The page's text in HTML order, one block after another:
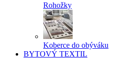
Rohožky
Koberce do obýváku
BYTOVÝ TEXTIL